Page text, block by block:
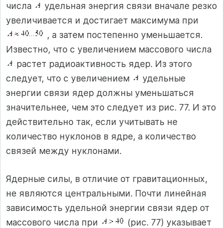
числа
удельная энергия связи вначале резко
увеличивается и достигает максимума при
, а затем постепенно уменьшается.
Известно, что с увеличением массового числа
растет радиоактивность ядер. Из этого
следует, что с увеличением
удельные
энергии связи ядер должны уменьшаться
значительнее, чем это следует из рис. 77. И это
действительно так, если учитывать не
количество нуклонов в ядре, а количество
связей между нуклонами.
Ядерные силы, в отличие от гравитационных,
не являются центральными. Почти линейная
зависимость удельной энергии связи ядер от
массового числа при
(рис. 77) указывает